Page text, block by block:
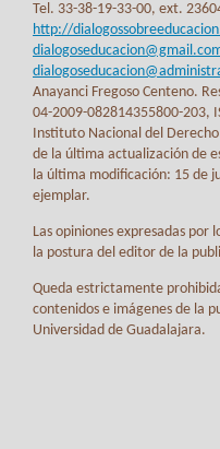
Tel. 33-38-19-33-00, ext.
http://
Anayanci Fregoso Centeno.
04-2009-082814355800-203,
Instituto Nacional del
de la última actualización de
la última modificación: 15 de
ejemplar.
Las opiniones expresadas
la postura del editor de la
Queda estrictamente
contenidos e imágenes de la
Universidad de Guadalajara.